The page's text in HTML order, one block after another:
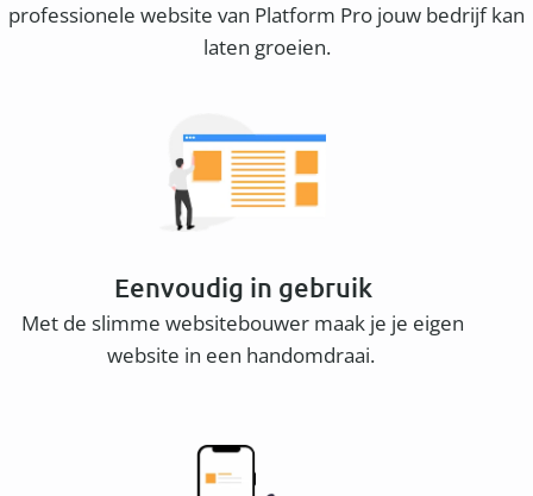
professionele website van Platform Pro jouw bedrijf kan
laten groeien.
Eenvoudig in gebruik
Met de slimme websitebouwer maak je je eigen
website in een handomdraai.